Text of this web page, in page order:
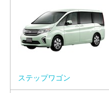
ステップワゴン